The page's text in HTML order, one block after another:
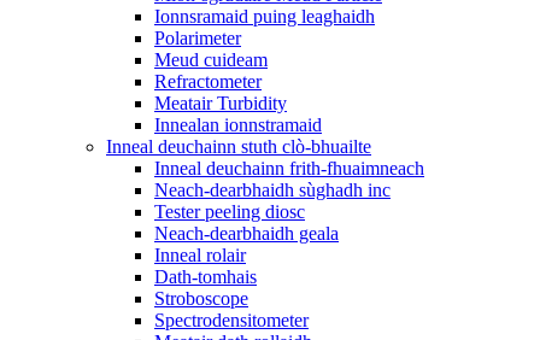
Ionnsramaid puing leaghaidh
Polarimeter
Meud cuideam
Refractometer
Meatair Turbidity
Innealan ionnstramaid
Inneal deuchainn stuth clò-bhuailte
Inneal deuchainn frith-fhuaimneach
Neach-dearbhaidh sùghadh inc
Tester peeling diosc
Neach-dearbhaidh geala
Inneal rolair
Dath-tomhais
Stroboscope
Spectrodensitometer